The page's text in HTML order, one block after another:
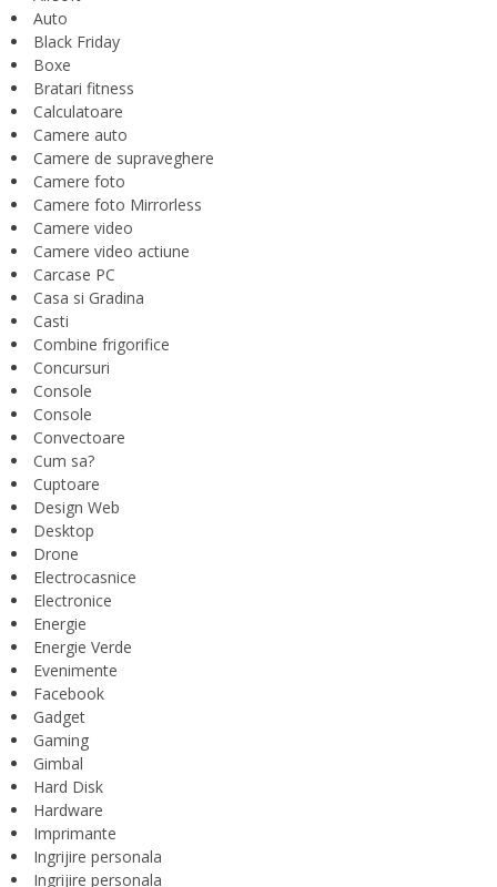
Auto
Black Friday
Boxe
Bratari fitness
Calculatoare
Camere auto
Camere de supraveghere
Camere foto
Camere foto Mirrorless
Camere video
Camere video actiune
Carcase PC
Casa si Gradina
Casti
Combine frigorifice
Concursuri
Console
Console
Convectoare
Cum sa?
Cuptoare
Design Web
Desktop
Drone
Electrocasnice
Electronice
Energie
Energie Verde
Evenimente
Facebook
Gadget
Gaming
Gimbal
Hard Disk
Hardware
Imprimante
Ingrijire personala
Ingrijire personala